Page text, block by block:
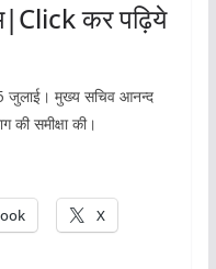
कर पढ़िये
जुलाई। मुख्य सचिव आनन्द
की समीक्षा की।
X